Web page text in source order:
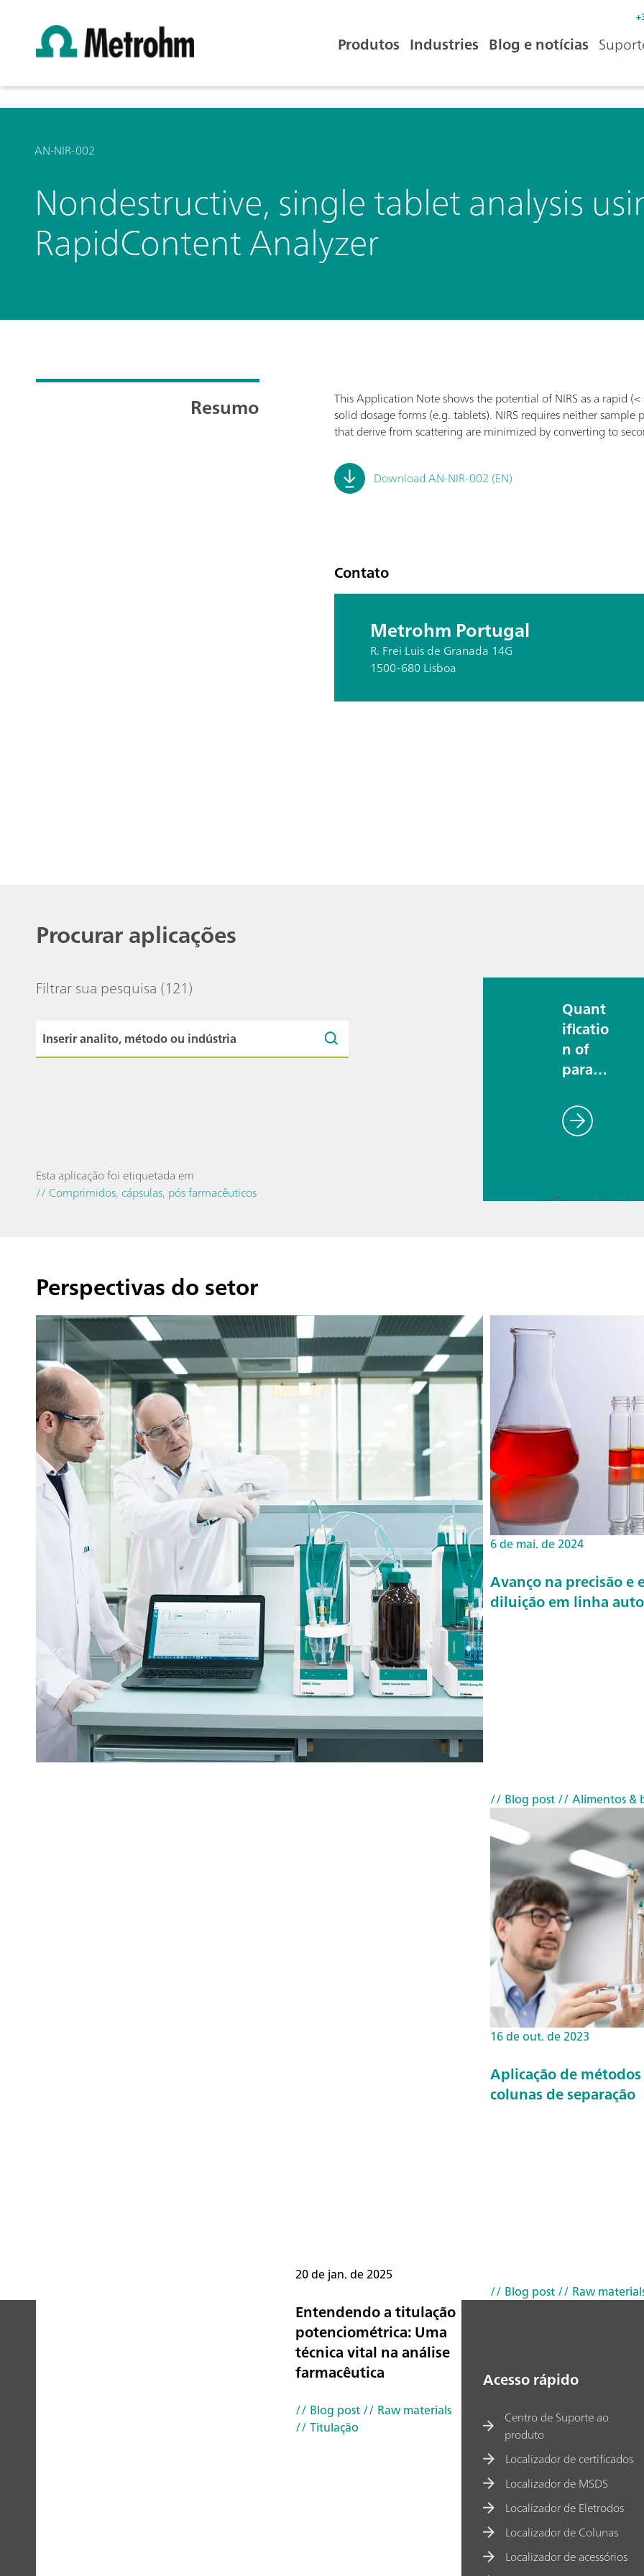
Produtos Industries Blog e notícias
AN-NIR-002
Nondestructive, single tablet analysis
RapidContent Analyzer
Resumo
This Application Note shows the potential of NIRS as a rapid
solid dosage forms (e.g. tablets). NIRS requires neither
that derive from scattering are minimized by converting to
Download AN-NIR-002 (EN)
Contato
Metrohm Portugal
R. Frei Luis de Granada 14G
1500-680 Lisboa
Procurar aplicações
Filtrar sua pesquisa (121)
Esta aplicação foi etiquetada em
// Comprimidos, cápsulas, pós farmacêuticos
Quant
ificatio
n of
parace
with
square
mmetr
Perspectivas do setor
20 de jan. de 2025
Entendendo a titulação
potenciométrica: Uma
técnica vital na análise
farmacêutica
// Blog post// Raw materials
// Titulação
6 de mai. de 2024
Avanço na precisão
diluição em linha
// Blog post// Alimentos &
16 de out. de 2023
Aplicação de
colunas de separação
// Blog post// Raw
Acesso rápido
Centro de Suporte ao
produto
Localizador de certificados
Localizador de MSDS
Localizador de Eletrodos
Localizador de Colunas
Localizador de acessórios